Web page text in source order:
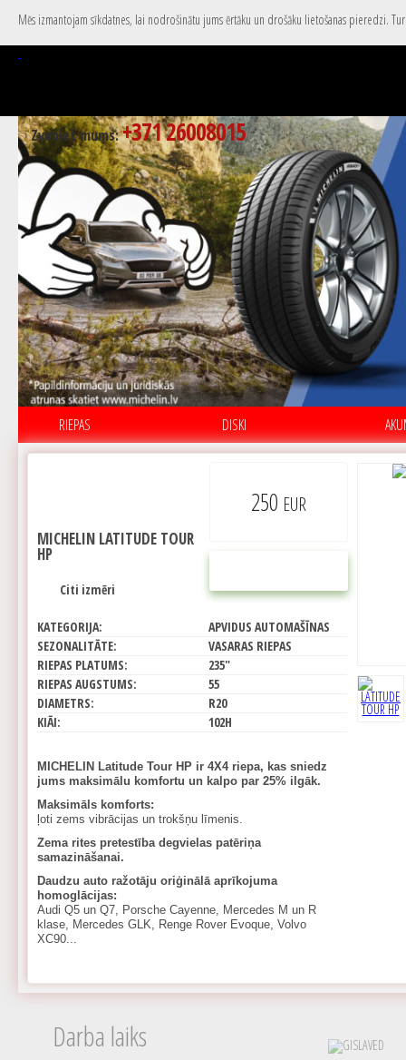
Mēs izmantojam sīkdatnes, lai nodrošinātu jums ērtāku un drošāku lietošanas pieredzi.
Zvaniet mums:+371 26008015
RIEPAS DISKI
250 EUR
MICHELIN LATITUDE TOUR
HP
Citi izmēri
KATEGORIJA:
APVIDUS AUTOMAŠĪNAS
SEZONALITĀTE:
VASARAS RIEPAS
RIEPAS PLATUMS:
235"
RIEPAS AUGSTUMS:
55
DIAMETRS:
R20
KIĀI:
102H
MICHELIN Latitude Tour HP ir 4X4 riepa, kas sniedz
jums maksimālu komfortu un kalpo par 25% ilgāk.
Maksimāls komforts:
ļoti zems vibrācijas un trokšņu līmenis.
Zema rites pretestība degvielas patēriņa
samazināšanai.
Daudzu auto ražotāju oriģinālā aprīkojuma
homoglācijas:
Audi Q5 un Q7, Porsche Cayenne, Mercedes M un R
klase, Mercedes GLK, Renge Rover Evoque, Volvo
XC90...
Darba laiks